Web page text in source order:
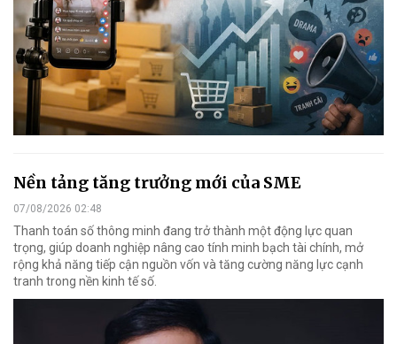
Nền tảng tăng trưởng mới của SME
07/08/2026 02:48
Thanh toán số thông minh đang trở thành một động lực quan
trọng, giúp doanh nghiệp nâng cao tính minh bạch tài chính, mở
rộng khả năng tiếp cận nguồn vốn và tăng cường năng lực cạnh
tranh trong nền kinh tế số.